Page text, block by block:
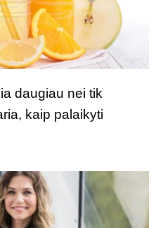
daugiau nei tik
kaip palaikyti